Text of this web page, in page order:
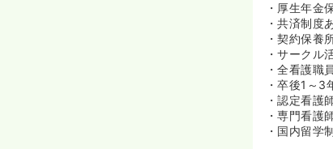
・厚生年金
・共済制度
・契約保養
・サークル
・全看護職
・卒後1～
・認定看護
・専門看護
・国内留学